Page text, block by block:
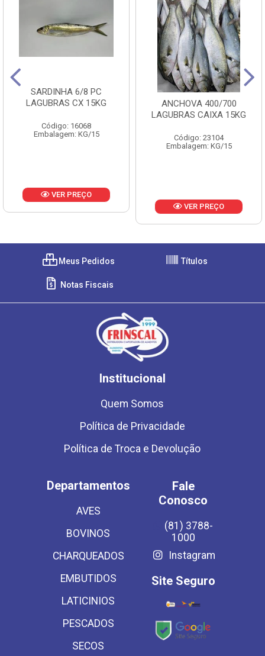
SARDINHA 6/8 PC
LAGUBRAS CX 15KG
Código: 16068
Embalagem: KG/15
VER PREÇO
ANCHOVA 400/700
LAGUBRAS CAIXA 15KG
Código: 23104
Embalagem: KG/15
VER PREÇO
Meus Pedidos Títulos
Notas Fiscais
Institucional
Quem Somos
Política de Privacidade
Política de Troca e Devolução
Departamentos
AVES
BOVINOS
CHARQUEADOS
EMBUTIDOS
LATICINIOS
PESCADOS
SECOS
Fale
Conosco
(81) 3788-
1000
Instagram
Site Seguro